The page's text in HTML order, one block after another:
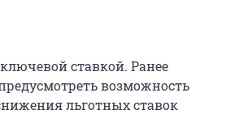
ставкой. Ранее
возможность
льготных ставок